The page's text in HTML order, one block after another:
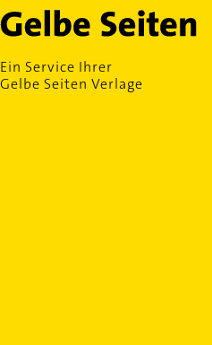
Ein Service Ihrer
Gelbe Seiten Verlage